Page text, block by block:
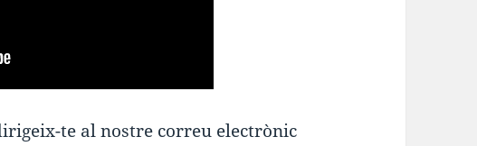
te al nostre correu electrònic